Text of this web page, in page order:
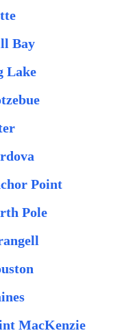
Bay
Lake
Point
Pole
MacKenzie